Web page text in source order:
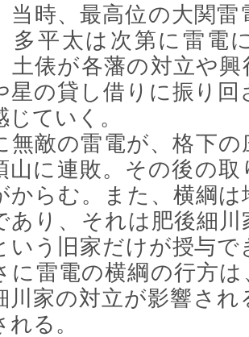
当時、最高位の大関
多平太は次第に雷電
土俵が各藩の対立や
星の貸し借りに振り
じていく。
無敵の雷電が、格下
山に連敗。その後の
からむ。また、横綱
あり、それは肥後細
いう旧家だけが授与
に雷電の横綱の行方
川家の対立が影響さ
れる。